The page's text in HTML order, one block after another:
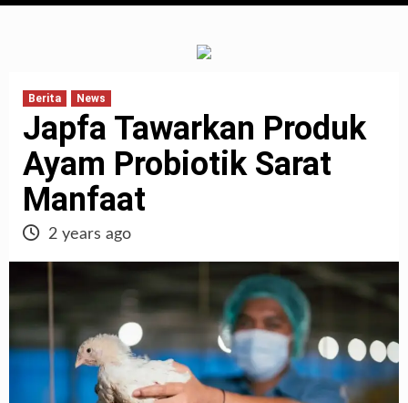
Berita News
Japfa Tawarkan Produk
Ayam Probiotik Sarat
Manfaat
2 years ago